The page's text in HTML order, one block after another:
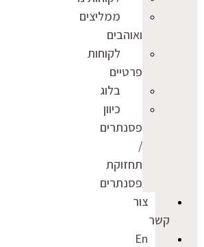
ממליצים
ואוהבים
לקוחות
פרטיים
בלוג
כיוון
פסנתרים
/
תחזוקת
פסנתרים
צור
קשר
En